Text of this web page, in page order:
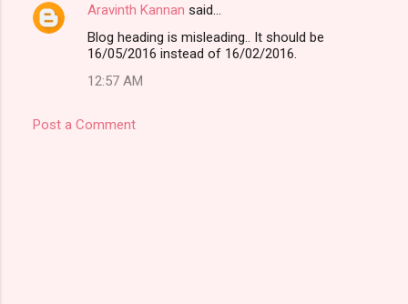
C
e
Aravinth Kannan said…
Blog heading is misleading.. It should be
16/05/2016 instead of 16/02/2016.
12:57 AM
Post a Comment